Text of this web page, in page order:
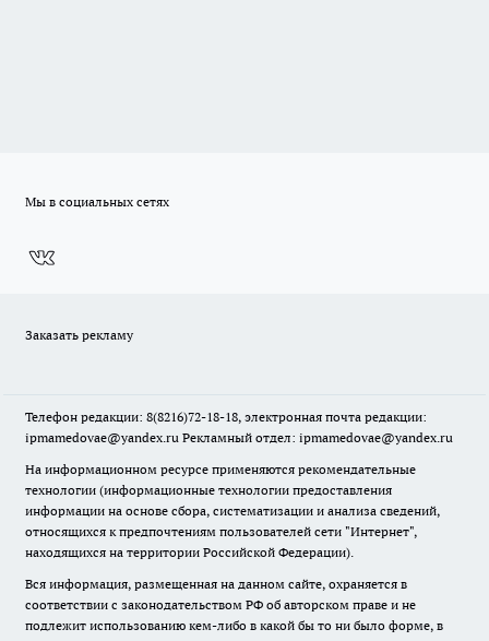
Мы в социальных сетях
Заказать рекламу
Телефон редакции: 8(8216)72-18-18, электронная почта редакции:
ipmamedovae@yandex.ru Рекламный отдел: ipmamedovae@yandex.ru
На информационном ресурсе применяются рекомендательные
технологии (информационные технологии предоставления
информации на основе сбора, систематизации и анализа сведений,
относящихся к предпочтениям пользователей сети "Интернет",
находящихся на территории Российской Федерации).
Вся информация, размещенная на данном сайте, охраняется в
соответствии с законодательством РФ об авторском праве и не
подлежит использованию кем-либо в какой бы то ни было форме, в